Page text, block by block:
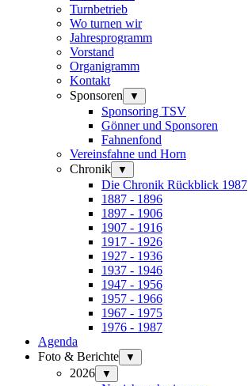
Turnbetrieb
Wo turnen wir
Jahresprogramm
Vorstand
Organigramm
Kontakt
Sponsoren
▼
Sponsoring TSV
Gönner und Sponsoren
Fahnenfond
Vereinsfahne und Horn
Chronik
▼
Die Chronik Rückblick 1987
1887 - 1896
1897 - 1906
1907 - 1916
1917 - 1926
1927 - 1936
1937 - 1946
1947 - 1956
1957 - 1966
1967 - 1975
1976 - 1987
Agenda
Foto & Berichte
▼
2026 ▼